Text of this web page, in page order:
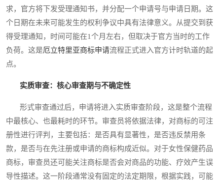
求，官方将下发受理通知书，并分配一个申请号与申请日期。这
个日期在未来可能发生的权利争议中具有法律意义。从提交到获
得受理通知，时间可能在1个月左右，但取决于官方当时的工作
负荷。这是厄立特里亚商标申请流程正式进入官方计时轨道的起
点。
实质审查：核心审查期与不确定性
形式审查通过后，申请将进入实质审查阶段，这是整个流程
中最核心、也最耗时的环节。审查员将依据法律，对商标的可注
册性进行评判，主要包括：是否具有显著性，是否违反禁用条
款，是否与在先注册或申请的商标构成近似。对于女性保健药品
商标，审查员还可能关注商标是否会对商品的功能、疗效产生误
导性描述。这一阶段通常没有固定的法定期限，根据实践，可能